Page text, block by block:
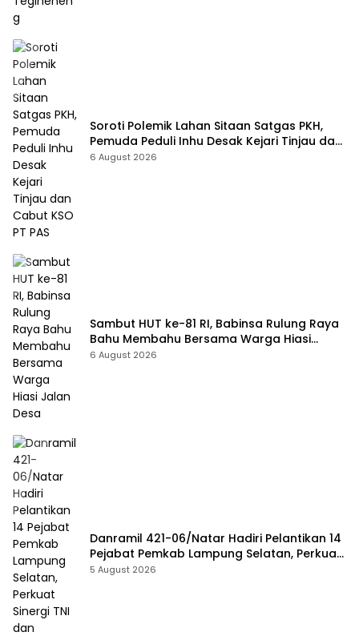
Soroti Polemik Lahan Sitaan Satgas PKH,
Pemuda Peduli Inhu Desak Kejari Tinjau dan
Cabut KSO PT PAS
6 August 2026
Sambut HUT ke-81 RI, Babinsa Rulung Raya
Bahu Membahu Bersama Warga Hiasi
Jalan Desa
6 August 2026
Danramil 421-06/Natar Hadiri Pelantikan 14
Pejabat Pemkab Lampung Selatan, Perkuat
Sinergi TNI dan Pemerintah Daerah
5 August 2026